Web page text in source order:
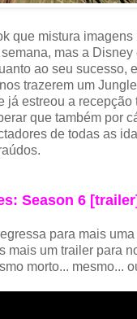
que mistura imagens
mas a Disney
ao seu sucesso,
trazerem um
já estreou a recepção
que também por
de todas as
Season 6
para mais
mais um trailer para
morto... mesmo...